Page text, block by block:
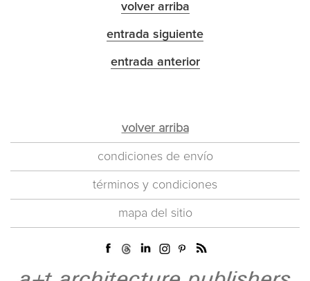
volver arriba
entrada siguiente
entrada anterior
volver arriba
condiciones de envío
términos y condiciones
mapa del sitio